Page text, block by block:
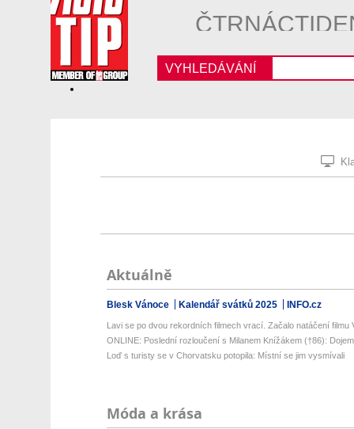
VYHLEDÁVÁNÍ
Aktuálně
Blesk Vánoce Kalendář svátků 2025 INFO.cz
Lavi se po dvou rekordních filmech vrací. Začalo natáčení filmu
ONLINE: Poslední rozloučení s Milanem Knížákem (†86):
Loď s turisty se v Chorvatsku potopila: Místní se jim vysmívali
Móda a krása